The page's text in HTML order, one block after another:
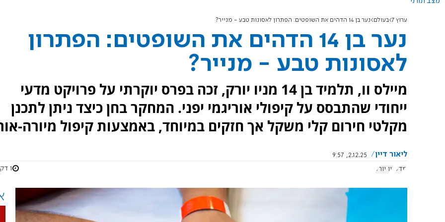
ערוץ 7 בעולם נער בן 14 הדהים את השופטים: הפתרון לאסונות טבע - מנייר?
נער בן 14 הדהים את השופטים: הפתרון
לאסונות טבע - מנייר?
מיילס וו, תלמיד בן 14 מניו יורק, זכה בפרס יוקרתי על פרויקט מדעי
ייחודי שהתבסס על קיפולי אוריגמי יפני. המחקר בחן כיצד ניתן לתכנן
מקלטי חירום קלי משקל אך חזקים במיוחד, באמצעות קיפול מיורה-
ליאור דיין
2.12.25, 9:57
מדע ניו יורק 1 דקות